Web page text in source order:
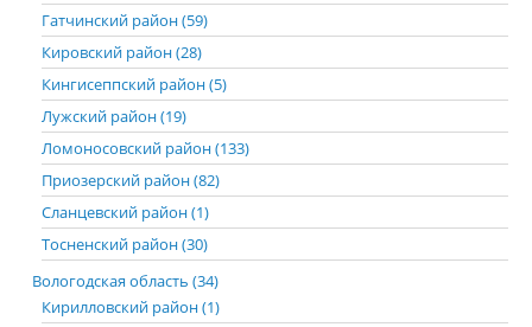
Гатчинский район (59)
Кировский район (28)
Кингисеппский район (5)
Лужский район (19)
Ломоносовский район (133)
Приозерский район (82)
Сланцевский район (1)
Тосненский район (30)
Вологодская область (34)
Кирилловский район (1)